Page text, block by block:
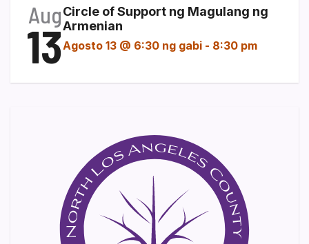
Aug
13
Circle of Support ng Magulang ng
Armenian
Agosto 13 @ 6:30 ng gabi - 8:30 pm